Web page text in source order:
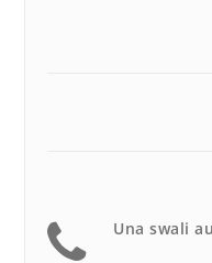
Una swali